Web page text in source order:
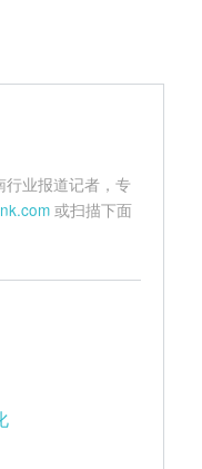
业报道记者，专
或扫描下面